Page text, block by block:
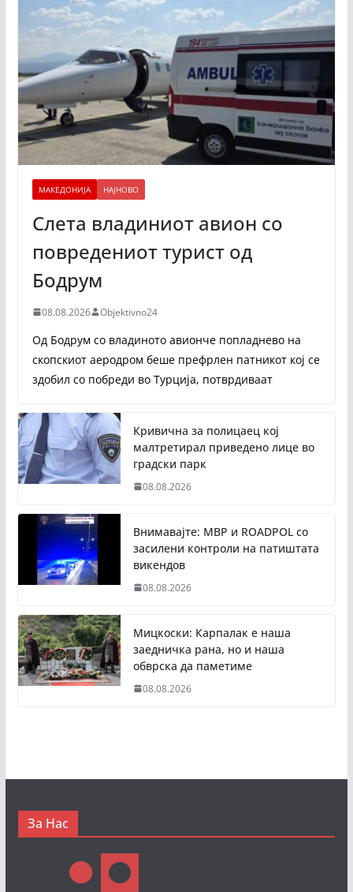
МАКЕДОНИЈА НАЈНОВО
Слета владиниот авион со
повредениот турист од
Бодрум
08.08.2026 Objektivno24
Од Бодрум со владиното авионче попладнево на
скопскиот аеродром беше префрлен патникот кој се
здобил со побреди во Турција, потврдиваат
Кривична за полицаец кој
малтретирал приведено лице во
градски парк
08.08.2026
Внимавајте: МВР и ROADPOL со
засилени контроли на патиштата
викендов
08.08.2026
Мицкоски: Карпалак е наша
заедничка рана, но и наша
обврска да паметиме
08.08.2026
За Нас